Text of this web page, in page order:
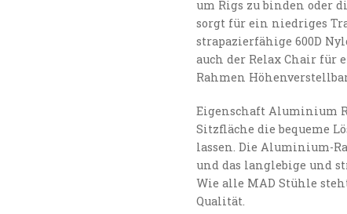
um Rigs zu binden oder
sorgt für ein niedriges
strapazierfähige 600D
auch der Relax Chair für
Rahmen
Eigenschaft Aluminium
Sitzfläche die bequeme
lassen. Die Aluminium-
und das langlebige und
Wie alle MAD Stühle
Qualität.